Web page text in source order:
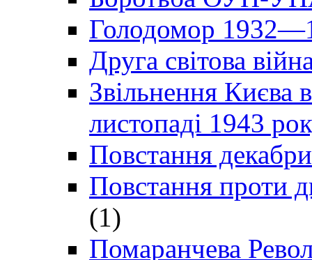
Голодомор
Друга світова
Звільнення Києва
листопаді 1943
Повстання
Повстання проти
(1)
Помаранчева